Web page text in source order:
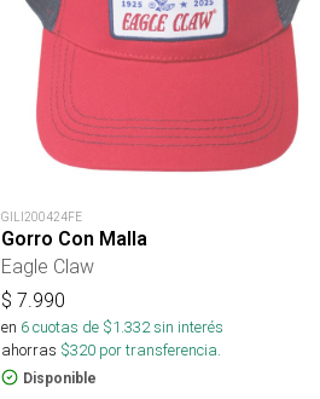
GILI200424FE
Gorro Con Malla
Eagle Claw
$ 7.990
en 6cuotas de $1.332sin interés
ahorras $320 por transferencia.
Disponible